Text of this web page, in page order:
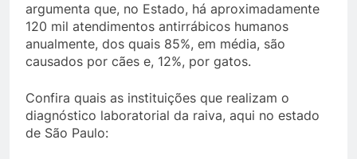
argumenta que, no Estado, há aproximadamente
120 mil atendimentos antirrábicos humanos
anualmente, dos quais 85%, em média, são
causados por cães e, 12%, por gatos.
Confira quais as instituições que realizam o
diagnóstico laboratorial da raiva, aqui no estado
de São Paulo: